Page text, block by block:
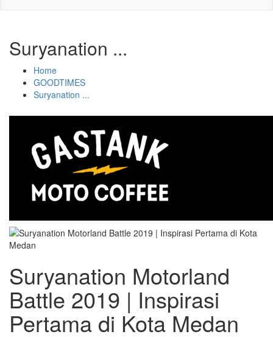
Suryanation ...
Home
GOODTIMES
Suryanation ...
Suryanation Motorland
Battle 2019 | Inspirasi
Pertama di Kota Medan